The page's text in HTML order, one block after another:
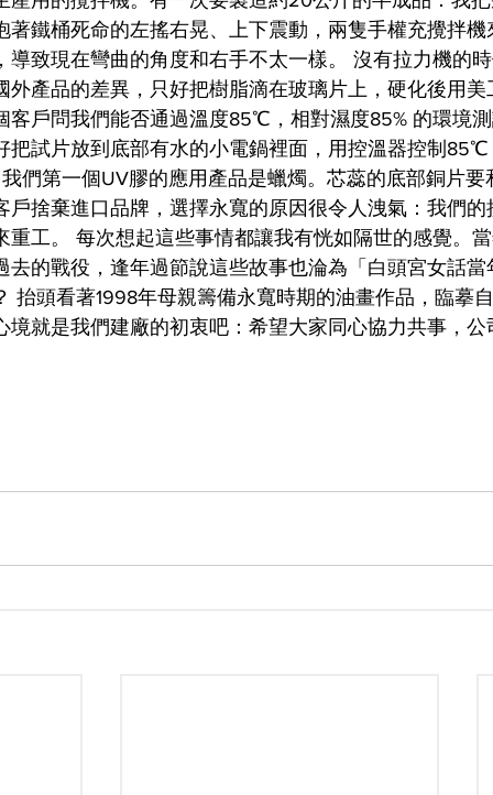
著鐵桶死命的左搖右晃、上下震動，兩隻手權充攪拌
導致現在彎曲的角度和右手不太一樣。 沒有拉力機的
外產品的差異，只好把樹脂滴在玻璃片上，硬化後用
客戶問我們能否通過溫度85℃，相對濕度85% 的環境
把試片放到底部有水的小電鍋裡面，用控溫器控制
我們第一個UV膠的應用產品是蠟燭。芯蕊的底部銅片
戶捨棄進口品牌，選擇永寬的原因很令人洩氣：我們
重工。 每次想起這些事情都讓我有恍如隔世的感覺。
去的戰役，逢年過節說這些故事也淪為「白頭宮女話
抬頭看著1998年母親籌備永寬時期的油畫作品，臨摹
境就是我們建廠的初衷吧：希望大家同心協力共事，